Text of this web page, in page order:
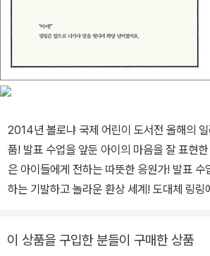
2014년 볼로냐 국제 어린이 도서전 올해의 일러스트레이터 선정 작
품! 발표 수업을 앞둔 아이의 마음을 잘 표현한 그림책 부끄러움이 많
은 아이들에게 전하는 따뜻한 응원가! 발표 수업 하루 전, 링링이 상상
하는 기발하고 놀라운 환상 세계! 도대체 링링
22년 개정 초등교과서 국어 1학년 2학기 수록
이 상품을 구입한 분들이 구매한 상품